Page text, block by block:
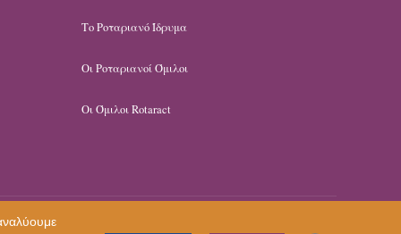
Το Ροταριανό Ίδρυμα
Οι Ροταριανοί Όμιλοι
Οι Όμιλοι Rotaract